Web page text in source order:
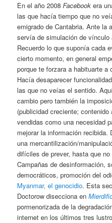
En el año 2008Facebook era
las que hacía tiempo que no
emigrado de Cantabria. Ante la
servía de simulación de
Recuerdo lo que suponía cada
cierto momento, en general
porque te forzara a habituarte
Hacía desaparecer
las que no veías el sentido.
cambio pero también la
(publicidad creciente;
vendidas como una necesidad
mejorar la información
una mercantilización/
difíciles de prever, hasta que
Campañas de desinformación,
democráticos, promoción del
Myanmar, el genocidio. Esta
Doctorow disecciona en
pormenorizada de la
internet en los últimos tres